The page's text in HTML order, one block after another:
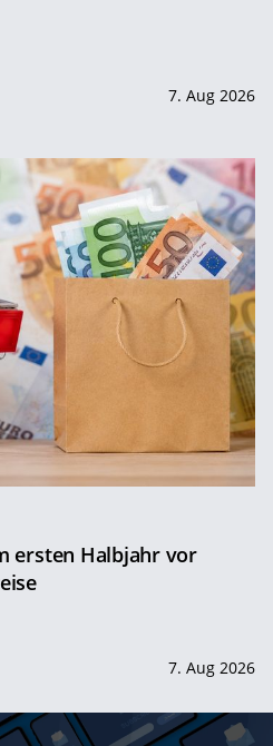
7. Aug 2026
ersten Halbjahr vor
7. Aug 2026